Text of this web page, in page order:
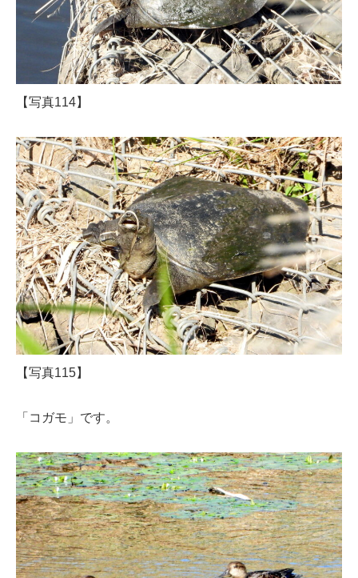
【写真114】
【写真115】
「コガモ」です。